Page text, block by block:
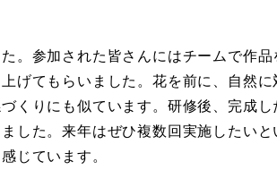
。参加された皆さんにはチームで作
げてもらいました。花を前に、自然に
くりにも似ています。研修後、完成し
した。来年はぜひ複数回実施したいと
じています。